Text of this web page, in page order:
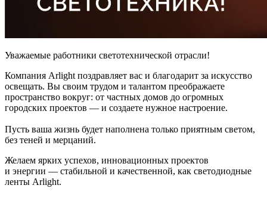
Уважаемые работники светотехнической отрасли!
Компания Arlight поздравляет вас и благодарит за искусство
освещать. Вы своим трудом и талантом преображаете
пространство вокруг: от частных домов до огромных
городских проектов — и создаете нужное настроение.
Пусть ваша жизнь будет наполнена только приятным светом,
без теней и мерцаний.
Желаем ярких успехов, инновационных проектов
и энергии — стабильной и качественной, как светодиодные
ленты Arlight.